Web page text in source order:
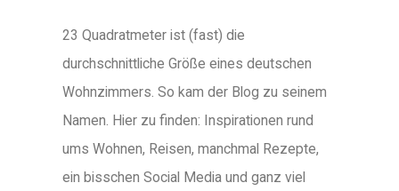
23 Quadratmeter ist (fast) die
durchschnittliche Größe eines deutschen
Wohnzimmers. So kam der Blog zu seinem
Namen. Hier zu finden: Inspirationen rund
ums Wohnen, Reisen, manchmal Rezepte,
ein bisschen Social Media und ganz viel